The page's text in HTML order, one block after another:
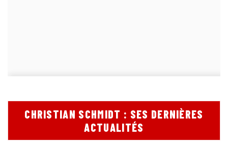
CHRISTIAN SCHMIDT : SES DERNIÈRES
ACTUALITÉS